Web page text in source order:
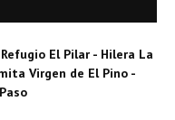
El Pilar - Hilera La
Virgen de El Pino -